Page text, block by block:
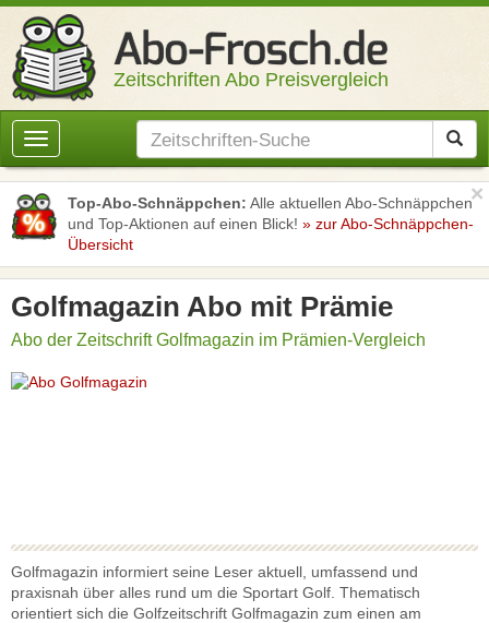
Zeitschriften Abo Preisvergleich
Toggle
navigation
Top-Abo-Schnäppchen: Alle aktuellen Abo-Schnäppchen
und Top-Aktionen auf einen Blick! » zur Abo-Schnäppchen-
Übersicht
×
Golfmagazin Abo mit Prämie
Abo der Zeitschrift Golfmagazin im Prämien-Vergleich
Golfmagazin informiert seine Leser aktuell, umfassend und
praxisnah über alles rund um die Sportart Golf. Thematisch
orientiert sich die Golfzeitschrift Golfmagazin zum einen am